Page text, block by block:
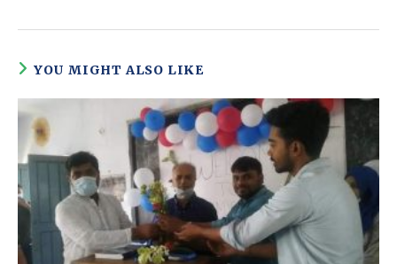
YOU MIGHT ALSO LIKE